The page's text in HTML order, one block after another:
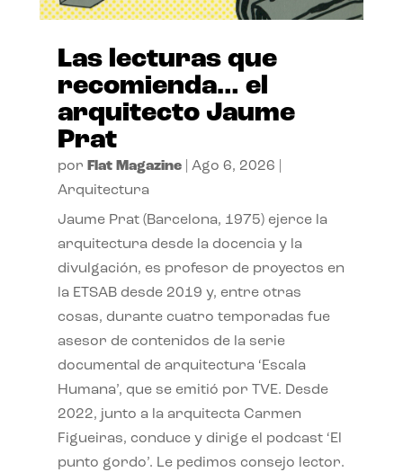
Las lecturas que
recomienda… el
arquitecto Jaume
Prat
por Flat Magazine| Ago 6, 2026
Arquitectura
Jaume Prat (Barcelona, 1975) ejerce la
arquitectura desde la docencia y la
divulgación, es profesor de proyectos en
la ETSAB desde 2019 y, entre otras
cosas, durante cuatro temporadas fue
asesor de contenidos de la serie
documental de arquitectura ‘Escala
Humana’, que se emitió por TVE. Desde
2022, junto a la arquitecta Carmen
Figueiras, conduce y dirige el podcast ‘El
punto gordo’. Le pedimos consejo lector.